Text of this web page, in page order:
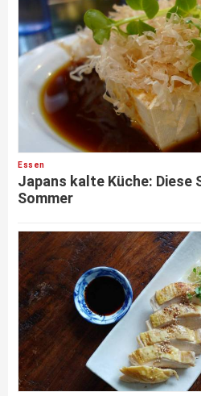
Essen
Japans kalte Küche: Diese
Sommer